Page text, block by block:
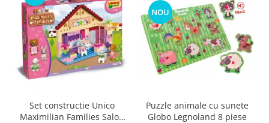
Set constructie Unico
Maximilian Families Salon
NOU
Puzzle animale cu sunete
Globo Legnoland 8 piese